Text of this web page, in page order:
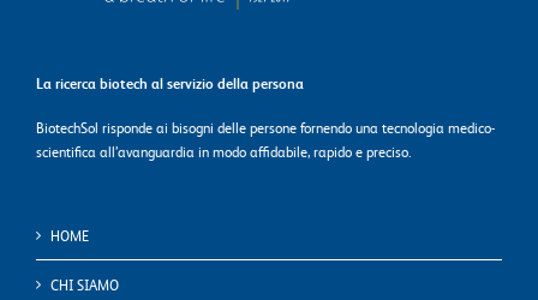
La ricerca biotech al servizio della persona
BiotechSol risponde ai bisogni delle persone fornendo una tecnologia medico-
scientifica all’avanguardia in modo affidabile, rapido e preciso.
HOME
CHI SIAMO